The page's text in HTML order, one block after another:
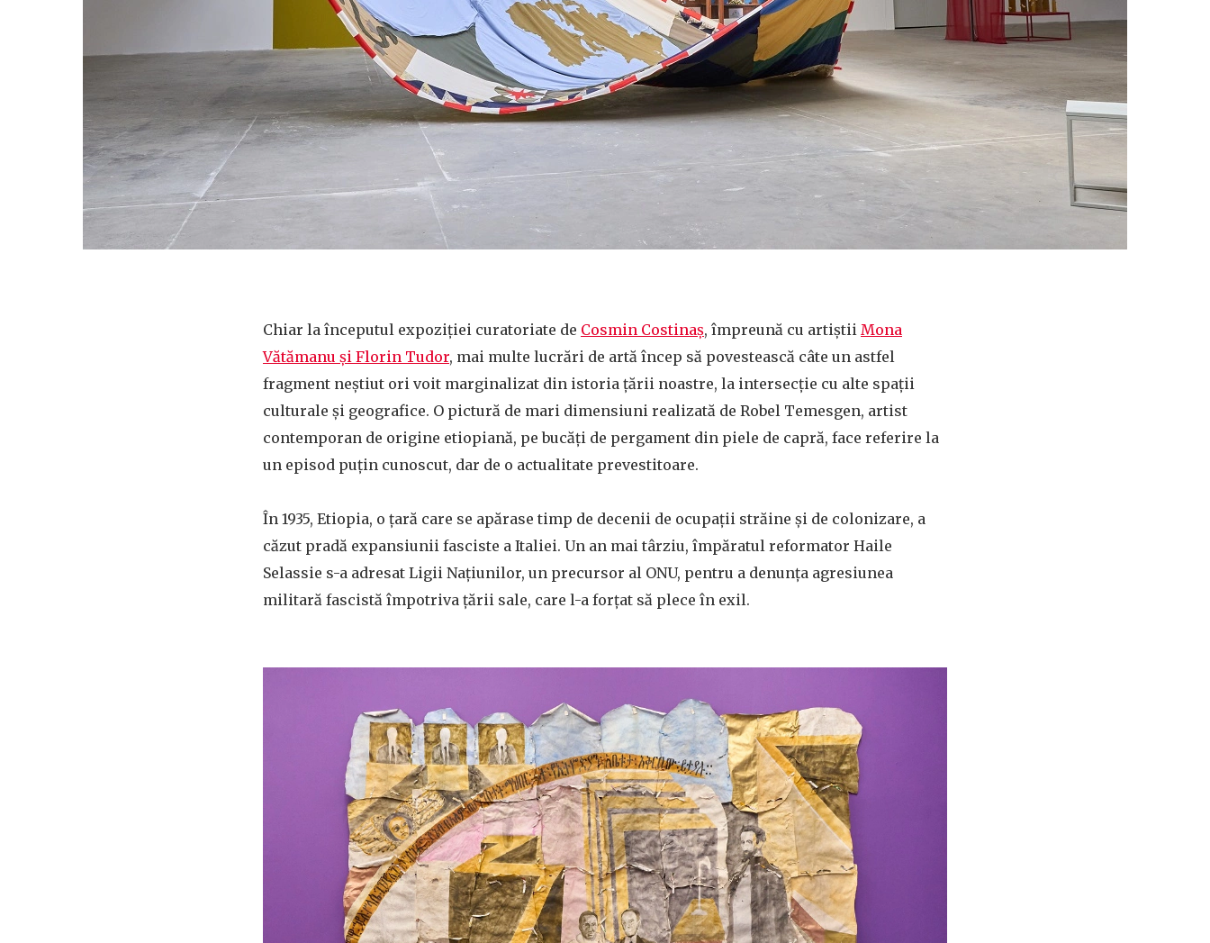
Chiar la începutul expoziției curatoriate de Cosmin Costinaș, împreună cu artiștii Mona
Vătămanu și Florin Tudor, mai multe lucrări de artă încep să povestească câte un astfel
fragment neștiut ori voit marginalizat din istoria țării noastre, la intersecție cu alte spații
culturale și geografice. O pictură de mari dimensiuni realizată de Robel Temesgen, artist
contemporan de origine etiopiană, pe bucăți de pergament din piele de capră, face referire la
un episod puțin cunoscut, dar de o actualitate prevestitoare.
În 1935, Etiopia, o țară care se apărase timp de decenii de ocupații străine și de colonizare, a
căzut pradă expansiunii fasciste a Italiei. Un an mai târziu, împăratul reformator Haile
Selassie s-a adresat Ligii Națiunilor, un precursor al ONU, pentru a denunța agresiunea
militară fascistă împotriva țării sale, care l-a forțat să plece în exil.